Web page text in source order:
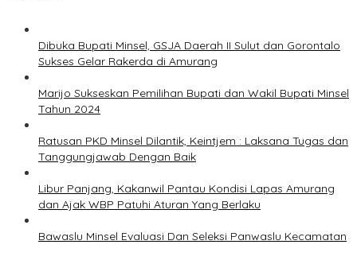
Dibuka Bupati Minsel, GSJA Daerah II Sulut dan Gorontalo
Sukses Gelar Rakerda di Amurang
Marijo Sukseskan Pemilihan Bupati dan Wakil Bupati Minsel
Tahun 2024
Ratusan PKD Minsel Dilantik, Keintjem : Laksana Tugas dan
Tanggungjawab Dengan Baik
Libur Panjang, Kakanwil Pantau Kondisi Lapas Amurang
dan Ajak WBP Patuhi Aturan Yang Berlaku
Bawaslu Minsel Evaluasi Dan Seleksi Panwaslu Kecamatan